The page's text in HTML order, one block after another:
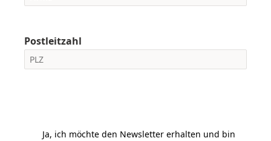
Postleitzahl
Ja, ich möchte den Newsletter erhalten und bin